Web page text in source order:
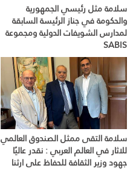
سلامة مثل رئيسي الجمهورية
والحكومة في جناز الرئيسة السابقة
لمدارس الشويفات الدولية ومجموعة
SABIS
سلامة التقى ممثل الصندوق العالمي
للاثار في العالم العربي : نقدر عاليًا
جهود وزير الثقافة للحفاظ على ارثنا